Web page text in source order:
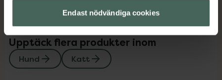
Endast nödvändiga cookies
Upptäck flera produkter inom
Hund Katt